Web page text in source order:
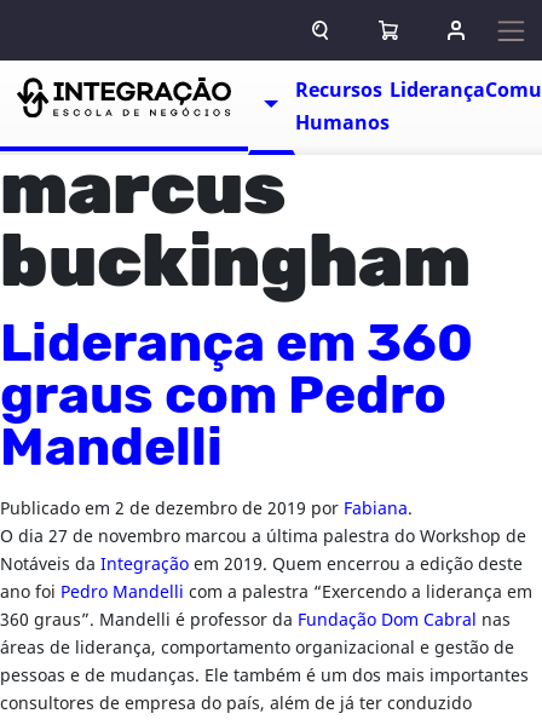
ABRIR CAMPO DE BUSCA
ABRIR CARRINHO
ENTRAR
Escolas
TOGGLE DROPDOWN
Recursos
Humanos
Liderança
marcus
buckingham
Liderança em 360
graus com Pedro
Mandelli
Publicado em 2 de dezembro de 2019 por Fabiana.
O dia 27 de novembro marcou a última palestra do Workshop de
Notáveis da Integraçãoem 2019. Quem encerrou a edição deste
ano foi Pedro Mandelli com a palestra “Exercendo a liderança em
360 graus”. Mandelli é professor da Fundação Dom Cabral nas
áreas de liderança, comportamento organizacional e gestão de
pessoas e de mudanças. Ele também é um dos mais importantes
consultores de empresa do país, além de já ter conduzido